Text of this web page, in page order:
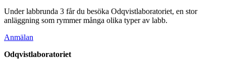
Under labbrunda 3 får du besöka Odqvistlaboratoriet, en stor
anläggning som rymmer många olika typer av labb.
​​​​​​​Anmälan
Odqvistlaboratoriet